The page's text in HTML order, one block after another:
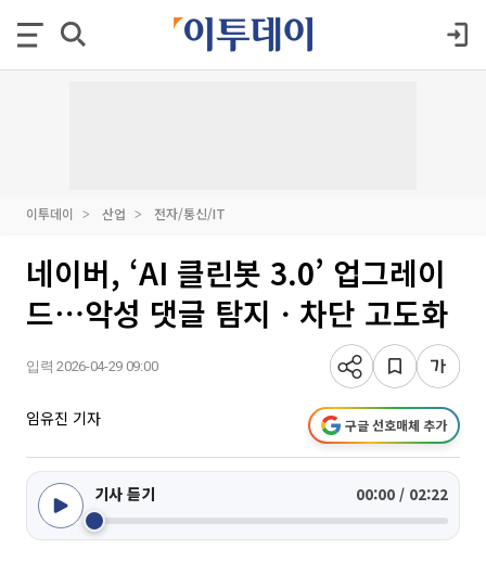
이투데이 산업 전자/통신/IT
네이버, ‘AI 클린봇 3.0’ 업그레이
드⋯악성 댓글 탐지ㆍ차단 고도화
입력 2026-04-29 09:00
임유진 기자 구글 선호매체 추가
기사 듣기 00:00 / 02:22